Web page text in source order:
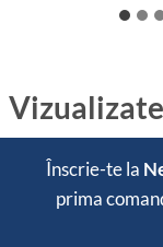
Înscrie-te la
prima